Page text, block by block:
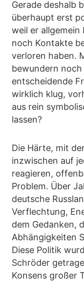
Gerade deshalb
überhaupt erst
weil er
noch Kontakte
verloren haben.
bewundern
entscheidende
wirklich klug,
aus rein
lassen?
Die Härte, mit
inzwischen auf
reagieren,
Problem. Über
deutsche
Verflechtung,
dem Gedanken,
Abhängigkeiten
Diese Politik
Schröder
Konsens großer